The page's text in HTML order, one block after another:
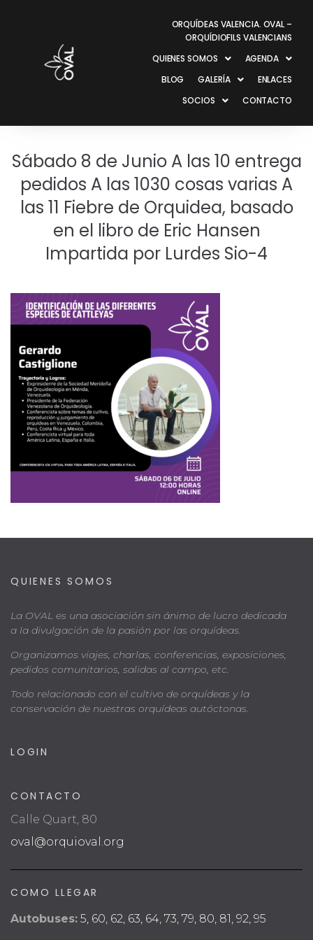
ORQUÍDEAS VALENCIA. OVAL –
ORQUÍDIOFILS VALENCIANS
QUIENES SOMOS
AGENDA
BLOG
GALERÍA
ENLACES
SOCIOS
CONTACTO
Sábado 8 de Junio A las 10 entrega
pedidos A las 1030 cosas varias A
las 11 Fiebre de Orquidea, basado
en el libro de Eric Hansen
Impartida por Lurdes Sio-4
QUIENES SOMOS
La OVAL es una asociación sin ánimo de lucro dedicada
a la divulgación de la pasión por las orquídeas.
Organizamos viajes, charlas, conferencias, exposiciones,
pedidos comunitarios, salidas al campo, etc.
Todo relacionado con el cultivo de orquídeas y la
conservación de nuestras orquídeas autóctonas.
LOGIN
CONTACTO
Calle Quart, 80
oval@orquioval.org
COMO LLEGAR
Autobuses: 5, 60, 62, 63, 64, 73, 79, 80, 81, 92, 95